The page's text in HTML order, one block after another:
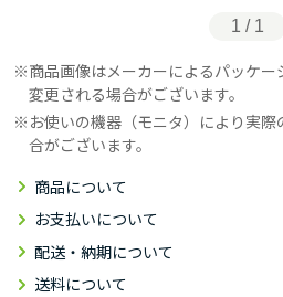
1 / 1
商品画像はメーカーによるパッケ
変更される場合がございます。
お使いの機器（モニタ）により実
合がございます。
商品について
お支払いについて
配送・納期について
送料について